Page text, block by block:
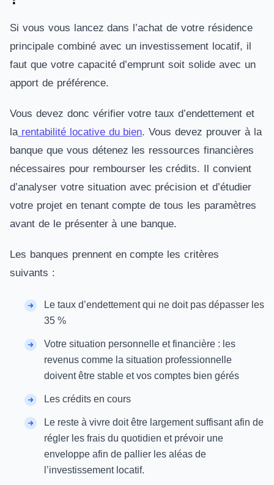
Si vous vous lancez dans l’achat de votre résidence
principale combiné avec un investissement locatif, il
faut que votre capacité d’emprunt soit solide avec un
apport de préférence.
Vous devez donc vérifier votre taux d’endettement et
larentabilité locative du bien. Vous devez prouver à la
banque que vous détenez les ressources financières
nécessaires pour rembourser les crédits. Il convient
d’analyser votre situation avec précision et d’étudier
votre projet en tenant compte de tous les paramètres
avant de le présenter à une banque.
Les banques prennent en compte les critères
suivants :
Le taux d’endettement qui ne doit pas dépasser les
35 %
Votre situation personnelle et financière : les
revenus comme la situation professionnelle
doivent être stable et vos comptes bien gérés
Les crédits en cours
Le reste à vivre doit être largement suffisant afin de
régler les frais du quotidien et prévoir une
enveloppe afin de pallier les aléas de
l’investissement locatif.